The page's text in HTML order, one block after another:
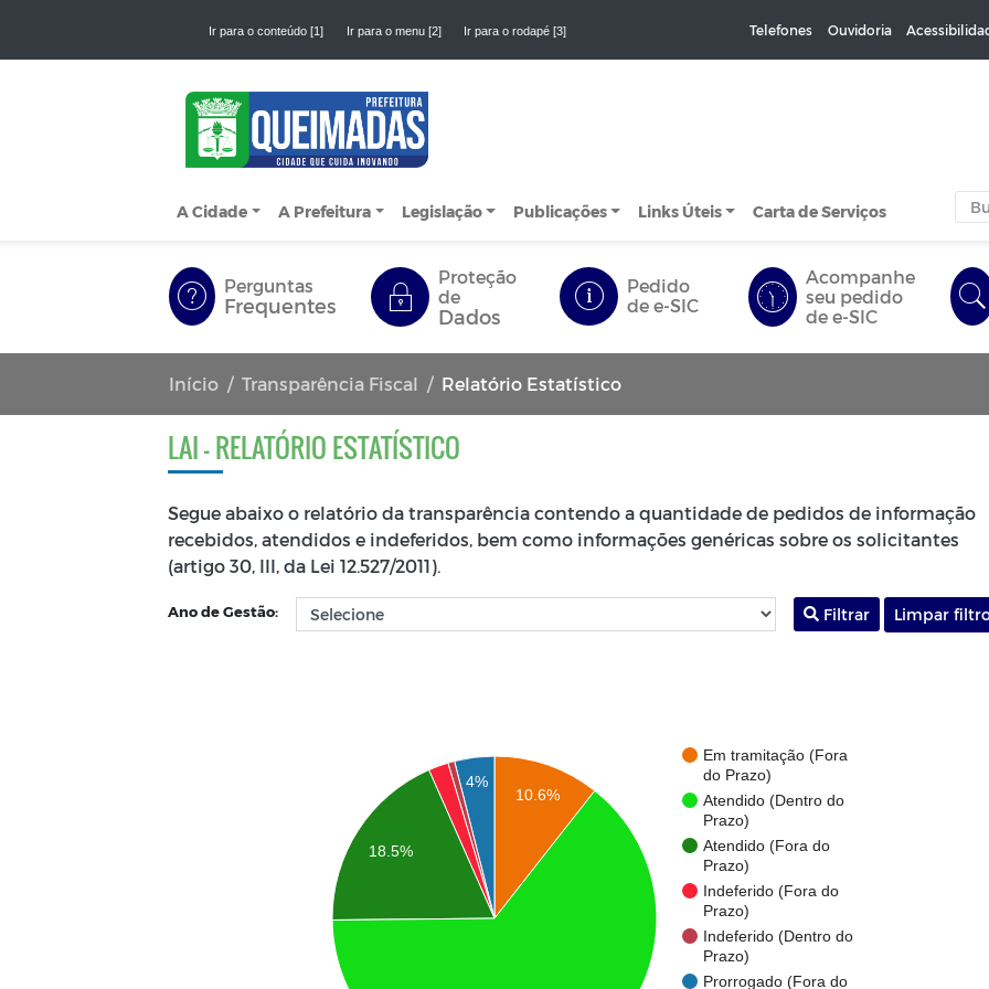
Ir para o conteúdo [1] Ir para o menu [2] Ir para o rodapé [3] Telefones Ouvidoria
A Cidade A Prefeitura Legislação Publicações Links Úteis Carta de Serviços
Perguntas
Frequentes
Proteção
de
Dados
Pedido
de e-SIC
Acompanhe
seu pedido
de e-SIC
Início Transparência Fiscal Relatório Estatístico
LAI - RELATÓRIO ESTATÍSTICO
Segue abaixo o relatório da transparência contendo a quantidade de pedidos de informação
recebidos, atendidos e indeferidos, bem como informações genéricas sobre os solicitantes
(artigo 30, III, da Lei 12.527/2011).
Ano de Gestão: Filtrar Limpar
Em tramitação (Fora
do Prazo)
Atendido (Dentro do
Prazo)
Atendido (Fora do
Prazo)
Indeferido (Fora do
Prazo)
Indeferido (Dentro do
Prazo)
Prorrogado (Fora do
10.6%
4%
18.5%